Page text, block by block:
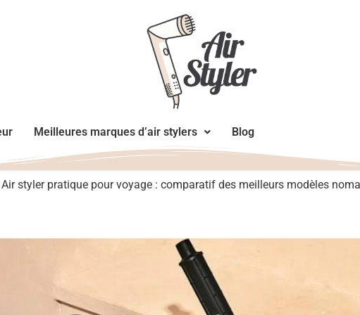
Meilleures marques d’air stylers Blog
Air styler pratique pour voyage : comparatif des meilleurs modèles